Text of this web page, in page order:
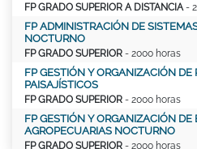
FP GRADO SUPERIOR A DISTANCIA-
FP ADMINISTRACIÓN DE
NOCTURNO
FP GRADO SUPERIOR - 2000 horas
FP GESTIÓN Y ORGANIZACIÓN
PAISAJÍSTICOS
FP GRADO SUPERIOR - 2000 horas
FP GESTIÓN Y ORGANIZACIÓN DE
AGROPECUARIAS NOCTURNO
FP GRADO SUPERIOR - 2000 horas